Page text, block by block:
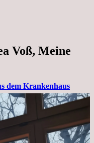
Voß, Meine
dem Krankenhaus